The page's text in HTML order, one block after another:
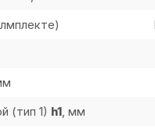
(тип 1) h1 , мм